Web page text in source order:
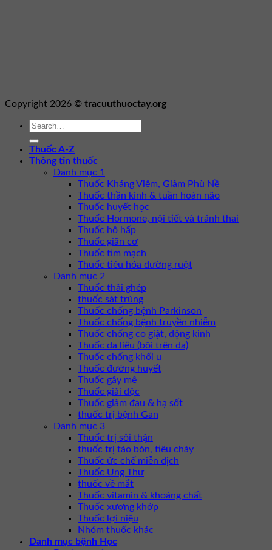
Copyright 2026 © tracuuthuoctay.org
Thuốc A-Z
Thông tin thuốc
Danh mục 1
Thuốc Kháng Viêm, Giảm Phù Nề
Thuốc thần kinh & tuần hoàn não
Thuốc huyết học
Thuốc Hormone, nội tiết và tránh thai
Thuốc hô hấp
Thuốc giãn cơ
Thuốc tim mạch
Thuốc tiêu hóa đường ruột
Danh mục 2
Thuốc thải ghép
thuốc sát trùng
Thuốc chống bệnh Parkinson
Thuốc chống bệnh truyền nhiễm
Thuốc chống co giật, động kinh
Thuốc da liễu (bôi trên da)
Thuốc chống khối u
Thuốc đường huyết
Thuốc gây mê
Thuốc giải độc
Thuốc giảm đau & hạ sốt
thuốc trị bệnh Gan
Danh mục 3
Thuốc trị sỏi thận
thuốc trị táo bón, tiêu chảy
Thuốc ức chế miễn dịch
Thuốc Ung Thư
thuốc về mắt
Thuốc vitamin & khoáng chất
Thuốc xương khớp
Thuốc lợi niệu
Nhóm thuốc khác
Danh mục bệnh Học